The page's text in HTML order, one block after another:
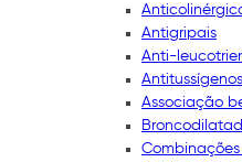
Antigripais
Anti-
Antitussígenos
Associação